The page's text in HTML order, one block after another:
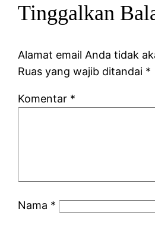
Tinggalkan
Alamat email Anda tidak
Ruas yang wajib ditandai *
Komentar *
Nama *